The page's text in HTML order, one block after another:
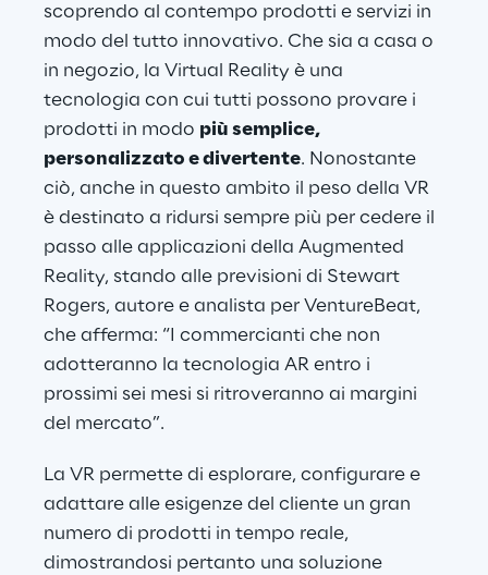
scoprendo al contempo prodotti e servizi in
modo del tutto innovativo. Che sia a casa o
in negozio, la Virtual Reality è una
tecnologia con cui tutti possono provare i
prodotti in modo più semplice,
personalizzato e divertente. Nonostante
ciò, anche in questo ambito il peso della VR
è destinato a ridursi sempre più per cedere il
passo alle applicazioni della Augmented
Reality, stando alle previsioni di Stewart
Rogers, autore e analista per VentureBeat,
che afferma: “I commercianti che non
adotteranno la tecnologia AR entro i
prossimi sei mesi si ritroveranno ai margini
del mercato”.
La VR permette di esplorare, configurare e
adattare alle esigenze del cliente un gran
numero di prodotti in tempo reale,
dimostrandosi pertanto una soluzione